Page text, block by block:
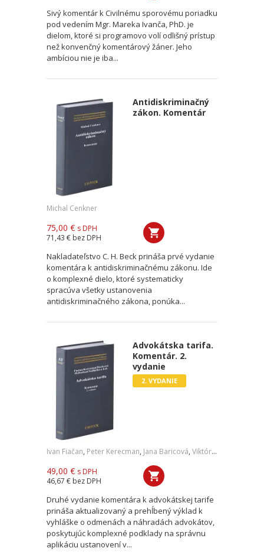
Sivý komentár k Civilnému sporovému poriadku
pod vedením Mgr. Mareka Ivanča, PhD. je
dielom, ktoré si programovo volí odlišný prístup
než konvenčný komentárový žáner. Jeho
ambíciou nie je iba...
Antidiskriminačný
zákon. Komentár
Michal Cenkner
75,00 € s DPH
71,43 € bez DPH
Nakladateľstvo C. H. Beck prináša prvé vydanie
komentára k antidiskriminačnému zákonu. Ide
o komplexné dielo, ktoré systematicky
spracúva všetky ustanovenia
antidiskriminačného zákona, ponúka...
Advokátska tarifa.
Komentár. 2.
vydanie
2. VYDANIE
Ivan Fiačan, Peter Kerecman, Jana Baricová, Viktória Hellenbart
49,00 € s DPH
46,67 € bez DPH
Druhé vydanie komentára k advokátskej tarife
prináša aktualizovaný a prehĺbený výklad k
vyhláške o odmenách a náhradách advokátov,
poskytujúc komplexné podklady na správnu
aplikáciu ustanovení v...